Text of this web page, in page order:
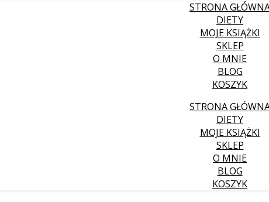
STRONA
DIETY
MOJE KSIĄŻKI
SKLEP
O MNIE
BLOG
KOSZYK
STRONA
DIETY
MOJE KSIĄŻKI
SKLEP
O MNIE
BLOG
KOSZYK